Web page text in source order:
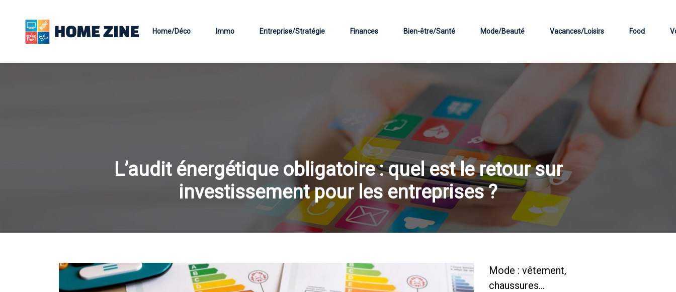
Home/Déco Immo Entreprise/Stratégie Finances Bien-être/Santé Mode/Beauté Vacances/Loisirs Food
L’audit énergétique obligatoire : quel est le retour sur
investissement pour les entreprises ?
Mode : vêtement,
chaussures…